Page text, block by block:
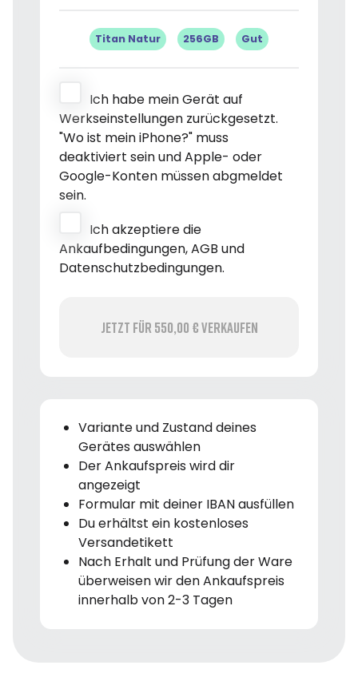
Titan Natur 256GB Gut
Ich habe mein Gerät auf
Werkseinstellungen zurückgesetzt.
"Wo ist mein iPhone?" muss
deaktiviert sein und Apple- oder
Google-Konten müssen abgmeldet
sein.
Ich akzeptiere die
Ankaufbedingungen, AGB und
Datenschutzbedingungen.
Jetzt für 550,00 € verkaufen
Variante und Zustand deines
Gerätes auswählen
Der Ankaufspreis wird dir
angezeigt
Formular mit deiner IBAN ausfüllen
Du erhältst ein kostenloses
Versandetikett
Nach Erhalt und Prüfung der Ware
überweisen wir den Ankaufspreis
innerhalb von 2-3 Tagen